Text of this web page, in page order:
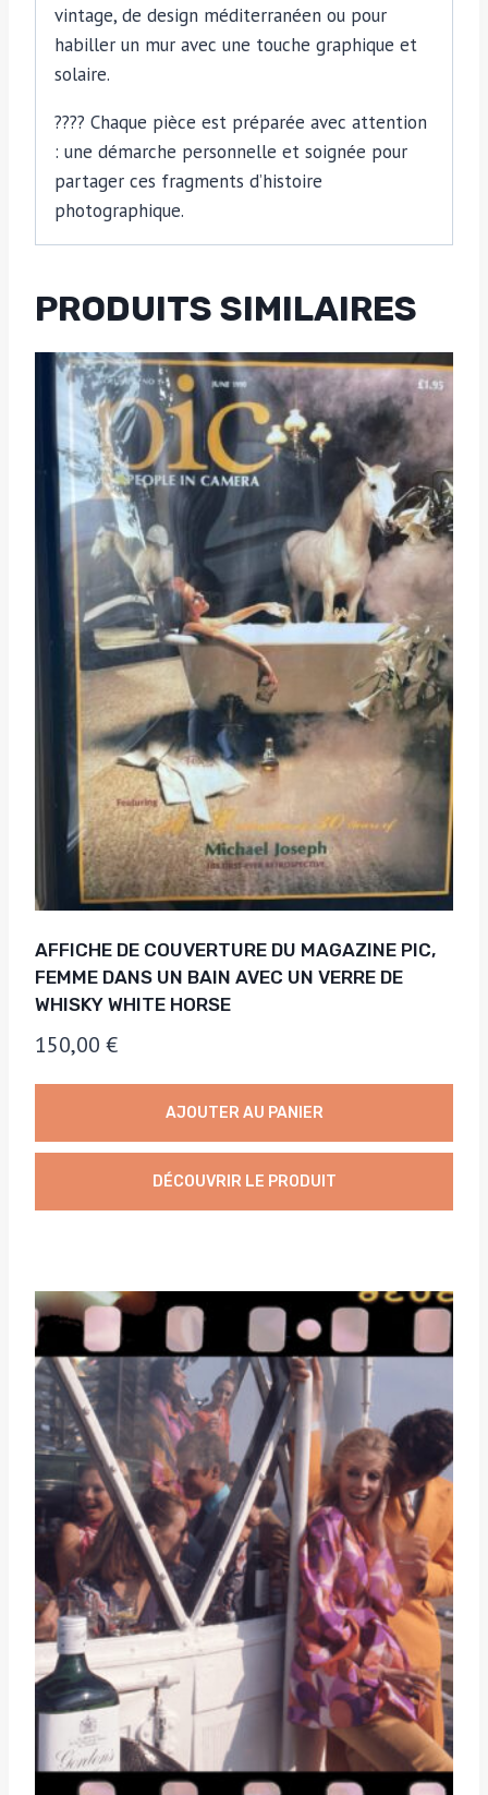
vintage, de design méditerranéen ou pour
habiller un mur avec une touche graphique et
solaire.
???? Chaque pièce est préparée avec attention
: une démarche personnelle et soignée pour
partager ces fragments d’histoire
photographique.
PRODUITS SIMILAIRES
AFFICHE DE COUVERTURE DU MAGAZINE PIC,
FEMME DANS UN BAIN AVEC UN VERRE DE
WHISKY WHITE HORSE
150,00 €
AJOUTER AU PANIER
DÉCOUVRIR LE PRODUIT